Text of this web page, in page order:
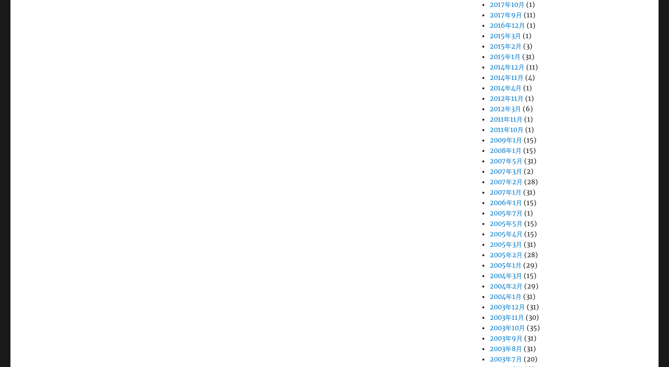
2017年10月 (1)
2017年9月 (11)
2016年12月 (1)
2015年3月 (1)
2015年2月 (3)
2015年1月 (31)
2014年12月 (11)
2014年11月 (4)
2014年4月 (1)
2012年11月 (1)
2012年3月 (6)
2011年11月 (1)
2011年10月 (1)
2009年1月 (15)
2008年1月 (15)
2007年5月 (31)
2007年3月 (2)
2007年2月 (28)
2007年1月 (31)
2006年1月 (15)
2005年7月 (1)
2005年5月 (15)
2005年4月 (15)
2005年3月 (31)
2005年2月 (28)
2005年1月 (29)
2004年3月 (15)
2004年2月 (29)
2004年1月 (31)
2003年12月 (31)
2003年11月 (30)
2003年10月 (35)
2003年9月 (31)
2003年8月 (31)
2003年7月 (20)